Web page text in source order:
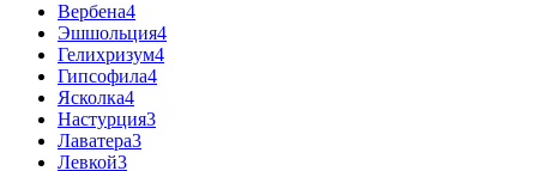
Вербена4
Эшшольция4
Гелихризум4
Гипсофила4
Ясколка4
Настурция3
Лаватера3
Левкой3